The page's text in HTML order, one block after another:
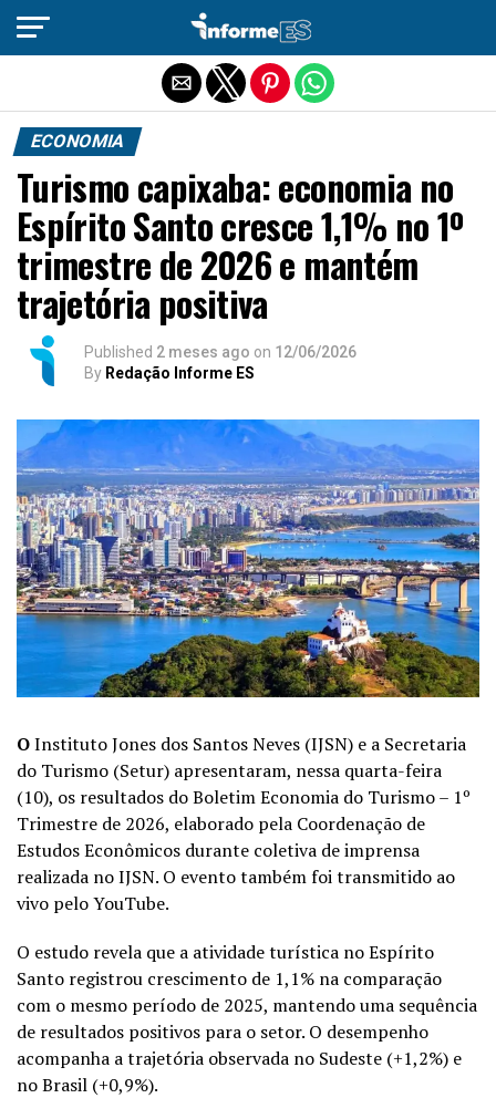
ECONOMIA
Turismo capixaba: economia no
Espírito Santo cresce 1,1% no 1º
trimestre de 2026 e mantém
trajetória positiva
Published 2 meses ago on 12/06/2026
By Redação Informe ES
OInstituto Jones dos Santos Neves (IJSN) e a Secretaria
do Turismo (Setur) apresentaram, nessa quarta-feira
(10), os resultados do Boletim Economia do Turismo – 1º
Trimestre de 2026, elaborado pela Coordenação de
Estudos Econômicos durante coletiva de imprensa
realizada no IJSN. O evento também foi transmitido ao
vivo pelo YouTube.
O estudo revela que a atividade turística no Espírito
Santo registrou crescimento de 1,1% na comparação
com o mesmo período de 2025, mantendo uma sequência
de resultados positivos para o setor. O desempenho
acompanha a trajetória observada no Sudeste (+1,2%) e
no Brasil (+0,9%).
Sair da versão mobile